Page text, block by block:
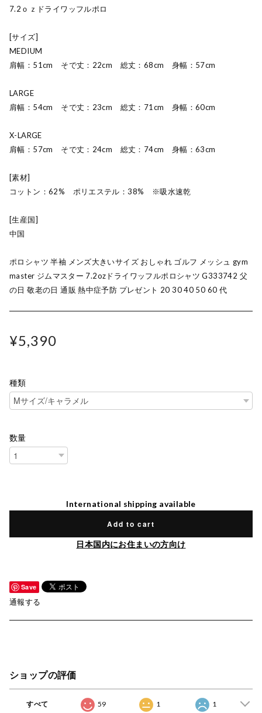
7.2ｏｚドライワッフルポロ
[サイズ]
MEDIUM
肩幅：51cm そで丈：22cm 総丈：68cm 身幅：57cm
LARGE
肩幅：54cm そで丈：23cm 総丈：71cm 身幅：60cm
X-LARGE
肩幅：57cm そで丈：24cm 総丈：74cm 身幅：63cm
[素材]
コットン：62% ポリエステル：38% ※吸水速乾
[生産国]
中国
ポロシャツ 半袖 メンズ大きいサイズ おしゃれ ゴルフ メッシュ gym
master ジムマスター 7.2ozドライワッフルポロシャツ G333742 父
の日 敬老の日 通販 熱中症予防 プレゼント 20 30 40 50 60 代
¥5,390
種類
数量
International shipping available
Add to cart
日本国内にお住まいの方向け
Save
通報する
ショップの評価
すべて 59 1 1